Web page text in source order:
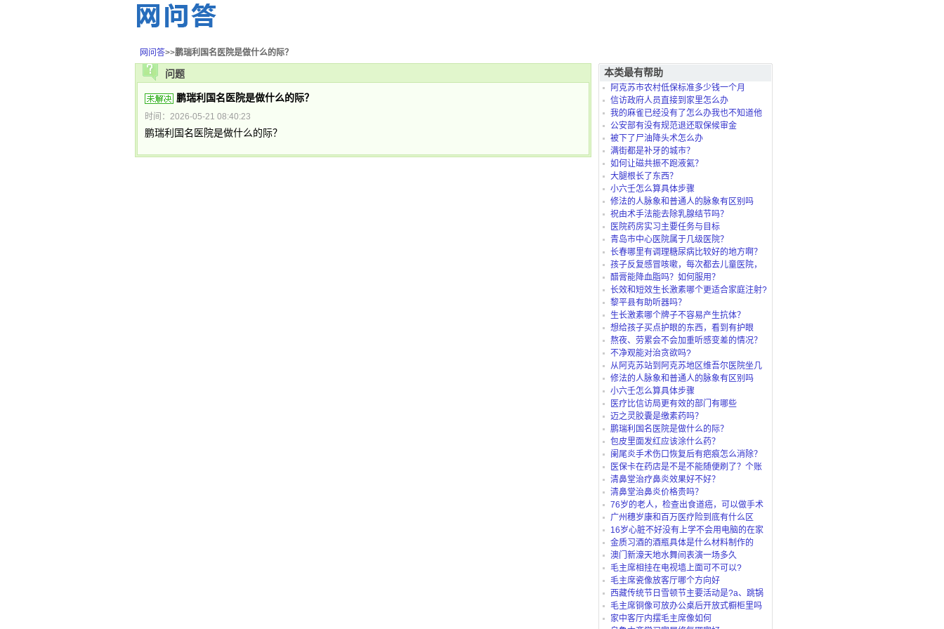
网问答>>鹏瑞利国名医院是做什么的际？
问题
鹏瑞利国名医院是做什么的际？
时间：2026-05-21 08:40:23
鹏瑞利国名医院是做什么的际？
本类最有帮助
阿克苏市农村低保标准多少钱一个月
信访政府人员直接到家里怎么办
我的麻雀已经没有了怎么办我也不知道他
是怎么死的？
公安部有没有规范退还取保候审金
被下了尸油降头术怎么办
满街都是补牙的城市？
如何让磁共振不跑液氦？
大腿根长了东西？
小六壬怎么算具体步骤
修法的人脉象和普通人的脉象有区别吗
祝由术手法能去除乳腺结节吗？
医院药房实习主要任务与目标
青岛市中心医院属于几级医院？
长春哪里有调理糖尿病比较好的地方啊？
孩子反复感冒咳嗽，每次都去儿童医院，
太折腾了，北
醋膏能降血脂吗？如何服用？
长效和短效生长激素哪个更适合家庭注射?
黎平县有助听器吗？
生长激素哪个牌子不容易产生抗体？
想给孩子买点护眼的东西，看到有护眼
仪、护眼灯、还
熬夜、劳累会不会加重听感变差的情况？
不净观能对治贪欲吗?
从阿克苏站到阿克苏地区维吾尔医院坐几
路公交
修法的人脉象和普通人的脉象有区别吗
小六壬怎么算具体步骤
医疗比信访局更有效的部门有哪些
迈之灵胶囊是缴素药吗？
鹏瑞利国名医院是做什么的际？
包皮里面发红应该涂什么药？
阑尾炎手术伤口恢复后有疤痕怎么消除？
医保卡在药店是不是不能随便刷了？个账
“白名单”是
清鼻堂治疗鼻炎效果好不好？
清鼻堂治鼻炎价格贵吗？
76岁的老人，检查出食道癌，可以做手术
吗？广州穗岁康和百万医疗险到底有什么区
别？有了穗岁还
16岁心脏不好没有上学不会用电脑的在家
里可以上什么
金质习酒的酒瓶具体是什么材料制作的
澳门新濠天地水舞间表演一场多久
毛主席相挂在电视墙上面可不可以?
毛主席瓷像放客厅哪个方向好
西藏传统节日雪顿节主要活动是?a、跳锅
庄b、藏马c、
毛主席铜像可放办公桌后开放式橱柜里吗
家中客厅内摆毛主席像如何